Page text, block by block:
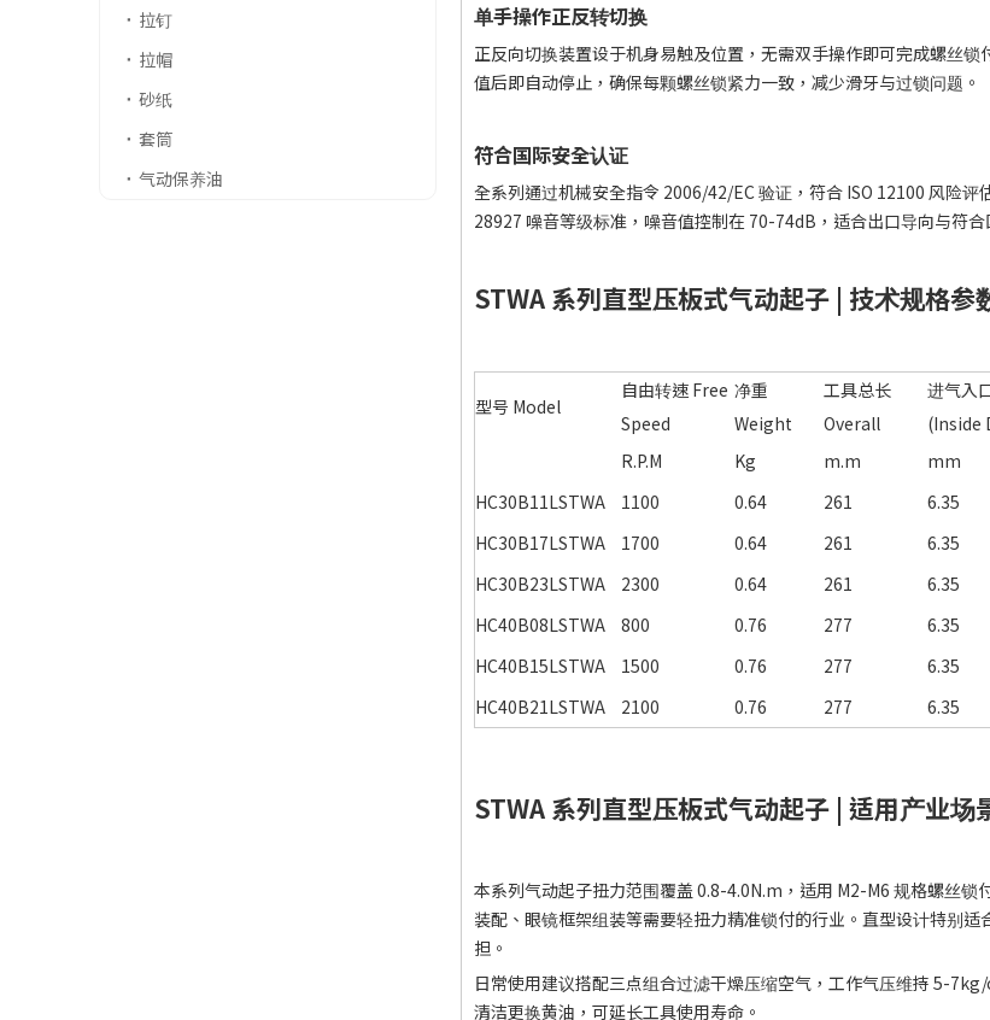
拉钉
拉帽
砂纸
套筒
气动保养油
单手操作正反转切换
正反向切换装置设于机身易触及位置，无需双手操作即可完成螺丝
值后即自动停止，确保每颗螺丝锁紧力一致，减少滑牙与过锁问题。
符合国际安全认证
全系列通过机械安全指令 2006/42/EC 验证，符合 ISO 12100 风险
28927 噪音等级标准，噪音值控制在 70-74dB，适合出口导向与符
STWA 系列直型压板式气动起子 | 技术规格参
型号 Model
自由转速 Free
Speed
净重
Weight
工具总长
Overall
进气入
(Inside
R.P.M
Kg m.m mm
HC30B11LSTWA
1100 0.64 261 6.35
HC30B17LSTWA
1700 0.64 261 6.35
HC30B23LSTWA
2300 0.64 261 6.35
HC40B08LSTWA
800 0.76 277 6.35
HC40B15LSTWA
1500 0.76 277 6.35
HC40B21LSTWA
2100 0.76 277 6.35
STWA 系列直型压板式气动起子 | 适用产业场
本系列气动起子扭力范围覆盖 0.8-4.0N.m，适用 M2-M6 规格螺丝
装配、眼镜框架组装等需要轻扭力精准锁付的行业。直型设计特别
担。
日常使用建议搭配三点组合过滤干燥压缩空气，工作气压维持 5-
清洁更换黄油，可延长工具使用寿命。